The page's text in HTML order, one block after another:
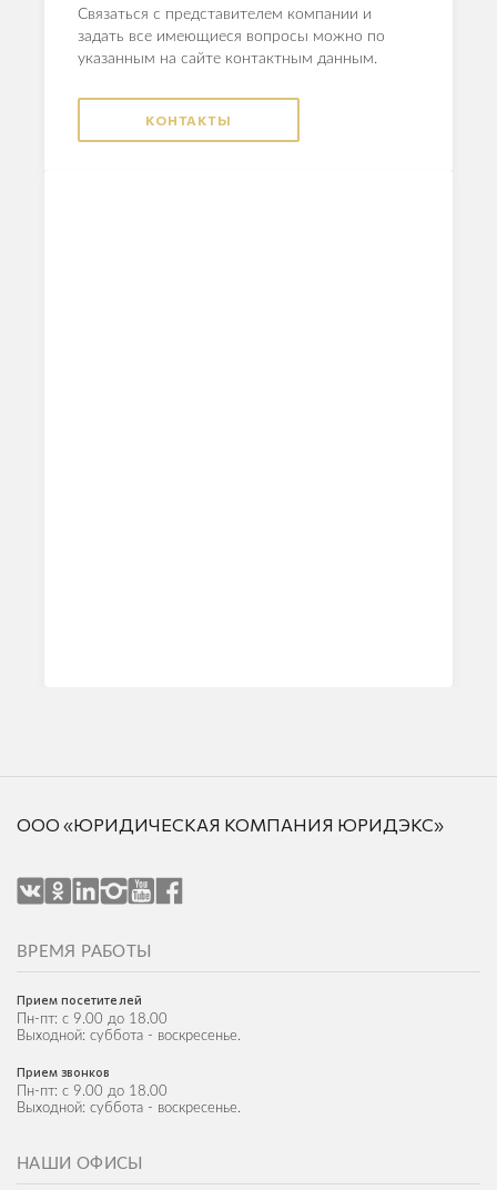
Связаться с представителем компании и
задать все имеющиеся вопросы можно по
указанным на сайте контактным данным.
КОНТАКТЫ
ООО «ЮРИДИЧЕСКАЯ КОМПАНИЯ ЮРИДЭКС»
НАШИ ОФИСЫ
ВРЕМЯ РАБОТЫ
Прием посетителей
Пн-пт: с 9.00 до 18.00
Выходной: суббота - воскресенье.
Прием звонков
Пн-пт: с 9.00 до 18.00
Выходной: суббота - воскресенье.